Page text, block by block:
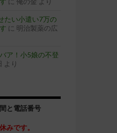
たい小遣い7万の
に 明治製薬の広
ア！小5娘の不登
より
と電話番号
みです。